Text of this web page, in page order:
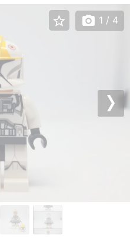
star_border photo_camera 1 / 4